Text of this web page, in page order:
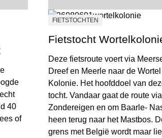
40
of
FIETSTOCHTEN
Fietstocht
Deze fietsroute voert via
Dreef en Meerle naar de Wortel
Kolonie. Het hoofddoel van
tocht. Vandaar gaat de route via
Zondereigen en om Baarle-
heen terug naar het Mastbos.
grens met België wordt maar